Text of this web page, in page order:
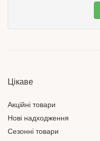
Цікаве
Акційні товари
Нові надходження
Сезонні товари